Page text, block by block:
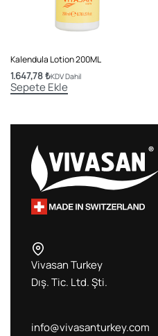
Kalendula Lotion 200ML
1.647,78₺KDV Dahil
Sepete Ekle
Vivasan Turkey
Dış. Tic. Ltd. Şti.
info@vivasanturkey.com